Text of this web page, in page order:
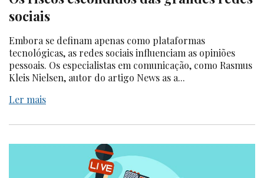
sociais
Embora se definam apenas como plataformas
tecnológicas, as redes sociais influenciam as opiniões
pessoais. Os especialistas em comunicação, como Rasmus
Kleis Nielsen, autor do artigo News as a...
Ler mais